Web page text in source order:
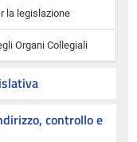
la legislazione
Organi Collegiali
controllo e